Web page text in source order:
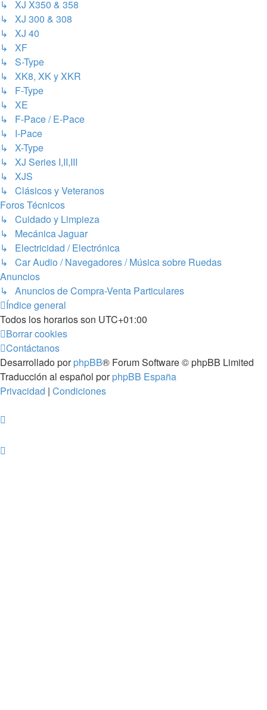
↳ XJ X350 & 358
↳ XJ 300 & 308
↳ XJ 40
↳ XF
↳ S-Type
↳ XK8, XK y XKR
↳ F-Type
↳ XE
↳ F-Pace / E-Pace
↳ I-Pace
↳ X-Type
↳ XJ Series I,II,III
↳ XJS
↳ Clásicos y Veteranos
Foros Técnicos
↳ Cuidado y Limpieza
↳ Mecánica Jaguar
↳ Electricidad / Electrónica
↳ Car Audio / Navegadores / Música sobre Ruedas
Anuncios
↳ Anuncios de Compra-Venta Particulares
Índice general
Todos los horarios son UTC+01:00
Borrar cookies
Contáctanos
Desarrollado porphpBB® Forum Software © phpBB Limited
Traducción al español porphpBB España
Privacidad | Condiciones